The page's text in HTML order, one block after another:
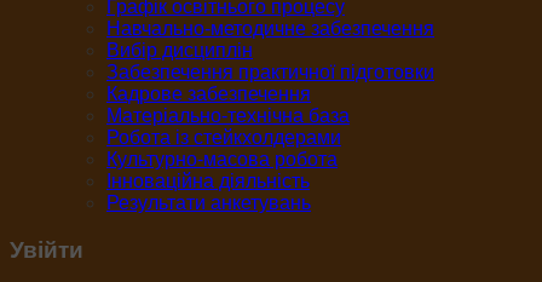
Графік освітнього процесу
Навчально-методичне забезпечення
Вибір дисциплін
Забезпечення практичної підготовки
Кадрове забезпечення
Матеріально-технічна база
Робота із стейкхолдерами
Культурно-масова робота
Інноваційна діяльність
Результати анкетувань
Увійти